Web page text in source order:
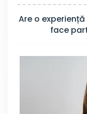
Are o
face